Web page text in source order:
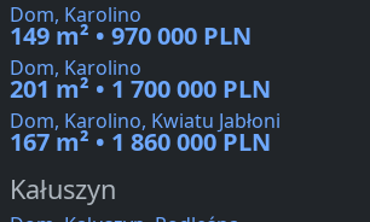
Dom, Karolino
149 m² • 970 000 PLN
Dom, Karolino
201 m² • 1 700 000 PLN
Dom, Karolino, Kwiatu Jabłoni
167 m² • 1 860 000 PLN
Kałuszyn